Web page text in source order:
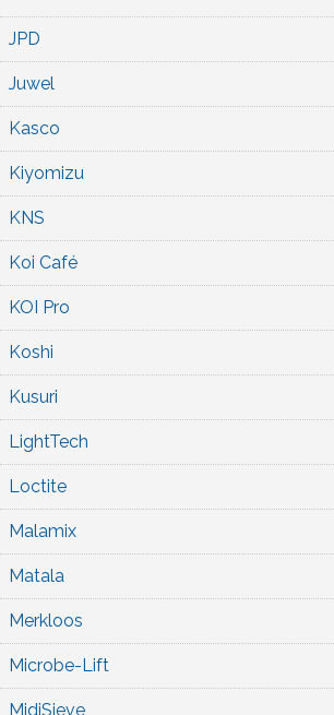
JPD
Juwel
Kasco
Kiyomizu
KNS
Koi Café
KOI Pro
Koshi
Kusuri
LightTech
Loctite
Malamix
Matala
Merkloos
Microbe-Lift
MidiSieve